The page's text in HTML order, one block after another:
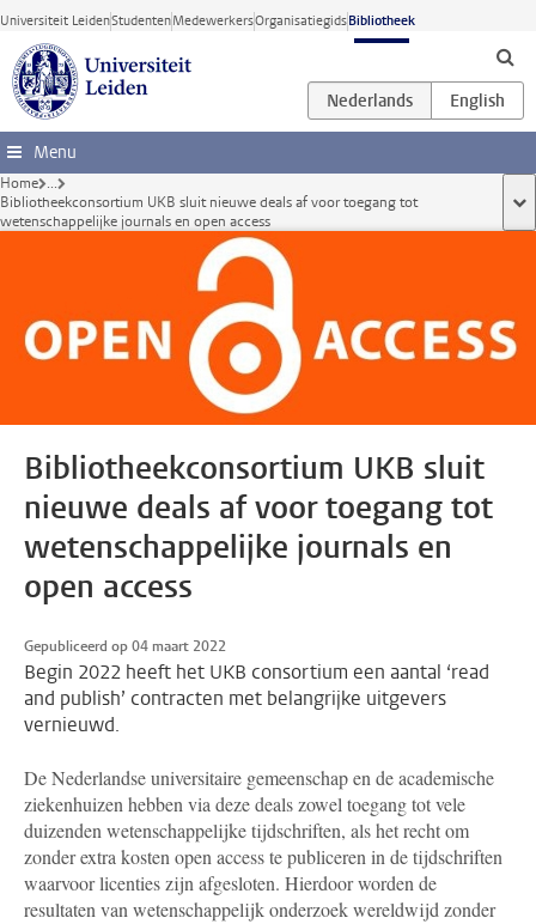
Ga direct naar de inhoud
Universiteit LeidenStudentenMedewerkersOrganisatiegidsBibliotheek
Menu
Home ...
Bibliotheekconsortium UKB sluit nieuwe deals af voor toegang tot
wetenschappelijke journals en open access
Bibliotheekconsortium UKB sluit
nieuwe deals af voor toegang tot
wetenschappelijke journals en
open access
Gepubliceerd op 04 maart 2022
Begin 2022 heeft het UKB consortium een aantal ‘read
and publish’ contracten met belangrijke uitgevers
vernieuwd.
De Nederlandse universitaire gemeenschap en de academische
ziekenhuizen hebben via deze deals zowel toegang tot vele
duizenden wetenschappelijke tijdschriften, als het recht om
zonder extra kosten open access te publiceren in de tijdschriften
waarvoor licenties zijn afgesloten. Hierdoor worden de
resultaten van wetenschappelijk onderzoek wereldwijd zonder